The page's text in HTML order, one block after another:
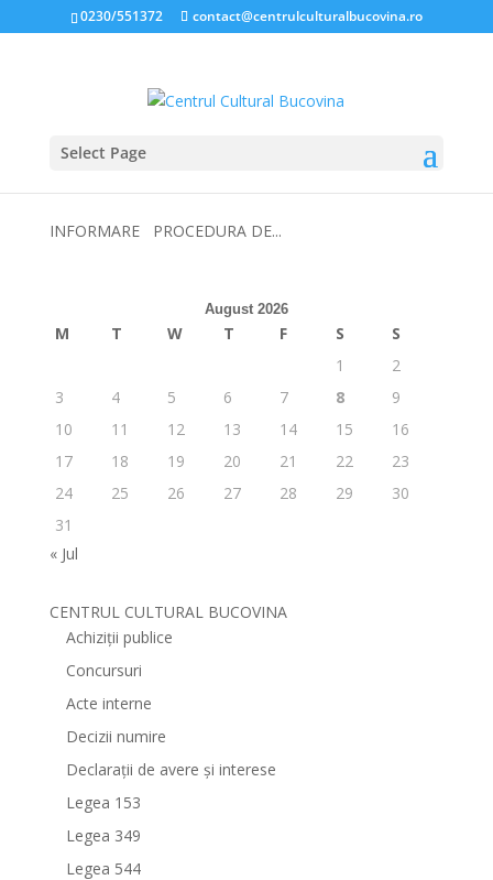
0230/551372 contact@centrulculturalbucovina.ro
Select Page
AVERTIZOR ÎN INTERES PUBLIC
INFORMARE PROCEDURA DE...
August 2026
M T W T F S
S
1
2
3
4 5 6 7 8
9
10
11 12 13 14 15
16
17
18 19 20 21 22
23
24
25 26 27 28 29
30
31
« Jul
CENTRUL CULTURAL BUCOVINA
Achiziții publice
Concursuri
Acte interne
Decizii numire
Declarații de avere și interese
Legea 153
Legea 349
Legea 544